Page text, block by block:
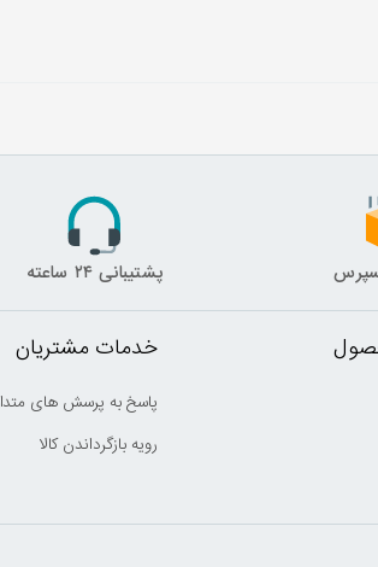
پشتیبانی ۲۴ ساعته
خدمات مشتریان
پاسخ به پرسش های
رویه بازگرداندن کالا